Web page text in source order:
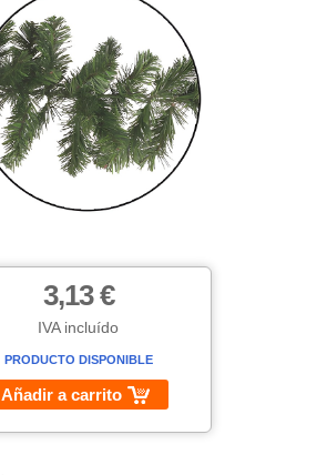
3,13 €
IVA incluído
PRODUCTO DISPONIBLE
Añadir a carrito